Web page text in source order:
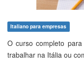
Italiano para empresas
O curso completo
trabalhar na Itália ou